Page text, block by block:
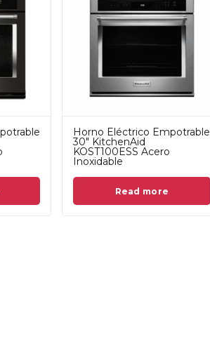
Horno Eléctrico Empotrable
30" KitchenAid
KOST100ESS Acero
Inoxidable
Read more